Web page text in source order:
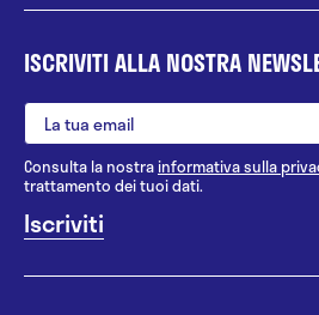
ISCRIVITI ALLA NOSTRA
Consulta la nostrainformativa sulla
trattamento dei tuoi dati.